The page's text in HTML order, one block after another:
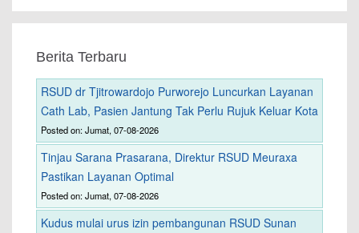
Berita Terbaru
RSUD dr Tjitrowardojo Purworejo Luncurkan Layanan
Cath Lab, Pasien Jantung Tak Perlu Rujuk Keluar Kota
Posted on: Jumat, 07-08-2026
Tinjau Sarana Prasarana, Direktur RSUD Meuraxa
Pastikan Layanan Optimal
Posted on: Jumat, 07-08-2026
Kudus mulai urus izin pembangunan RSUD Sunan